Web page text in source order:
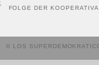
FOLGE DER
© LOS